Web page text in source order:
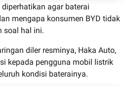
agar baterai
mengapa konsumen BYD tidak
soal hal ini.
diler resminya, Haka Auto,
kepada pengguna mobil listrik
kondisi baterainya.